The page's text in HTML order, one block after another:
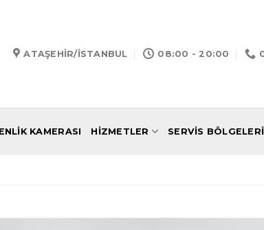
ATAŞEHIR/İSTANBUL 08:00 - 20:00
KAMERASI HIZMETLER SERVIS